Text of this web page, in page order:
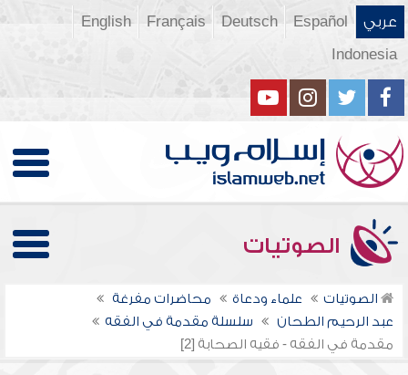
عربي Español
Deutsch
Français
English
Indonesia
الصوتيات
الصوتيات علماء ودعاة
محاضرات مفرغة
عبد الرحيم الطحان
سلسلة مقدمة في الفقه
مقدمة في الفقه - فقيه الصحابة [2]